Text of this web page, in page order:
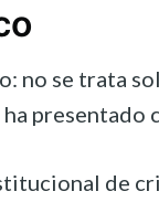
no se trata
de